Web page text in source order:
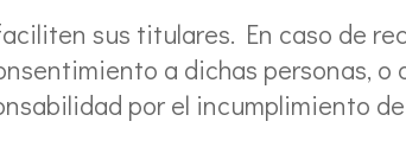
sus titulares. En caso de
a dichas personas, o
por el incumplimiento